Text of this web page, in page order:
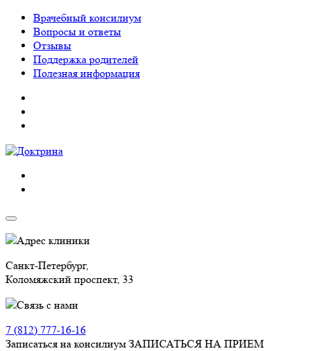
Врачебный консилиум
Вопросы и ответы
Отзывы
Поддержка родителей
Полезная информация
Адрес клиники
Санкт-Петербург,
Коломяжский проспект, 33
Связь с нами
7 (812) 777-16-16
Записаться на консилиум ЗАПИСАТЬСЯ НА ПРИЕМ